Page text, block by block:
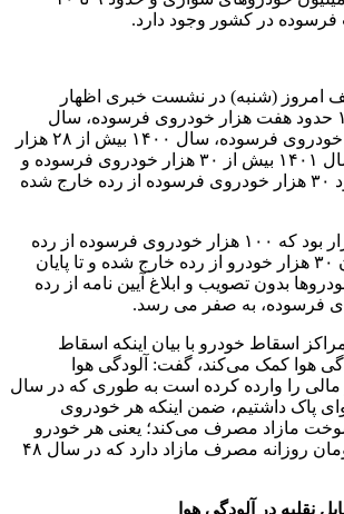
فرسوده در کشور وجود دارد.
امروز (شنبه) در نشست خبری اظهار
داشت: در سال ۱۳۹۸ حدود هفت هزار خودروی فرسوده، سال
۱۳۹۹ حدود ۱۳ هزار خودروی فرسوده، سال ۱۴۰۰ بیش از ۲۸ هزار
خودروی فرسوده، سال ۱۴۰۱ بیش از ۳۰ هزار خودروی فرسوده و
در ۶ ماه امسال حدود ۳۰ هزار خودروی فرسوده از رده خارج شده
وی افزود: امسال قرار بود که ۱۰۰ هزار خودروی فرسوده از رده
خارج شود که تا کنون ۳۰ هزار خودرو از رده خارج شده و تا پایان
بدون تصویب و ابلاغ آیین نامه از رده
فرسوده، به صفر می رسد.
اسقاط خودرو با بیان اینکه اسقاط
هوا کمک می‌کند، گفت: آلودگی هوا
را وارده کرده است به طوری که در سال
هوای پاک داشتیم، ضمن اینکه هر خودروی
۴.۱۳ لیتر سوخت مازاد مصرف می‌کند؛ یعنی هر خودرو
فرسوده ۱۳۲ هزار تومان روزانه مصرف مازاد دارد که در سال ۴۸